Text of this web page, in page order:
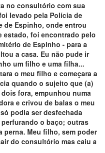
no consultório com sua
levado pela Polícia de
de Espinho, onde entrou
estado, foi encontrado pelo
de Espinho - para a
a casa. Eu não pude ir
um filho e uma filha...
o meu filho e começara a
quando o sujeito que (a)
fora, empunhou numa
e crivou de balas o meu
podia ser desfechada
o baço; outras
perna. Meu filho, sem poder
do consultório mas caiu a